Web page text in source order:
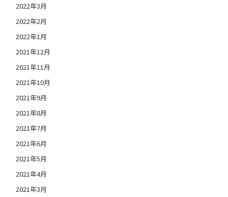
2022年3月
2022年2月
2022年1月
2021年12月
2021年11月
2021年10月
2021年9月
2021年8月
2021年7月
2021年6月
2021年5月
2021年4月
2021年3月